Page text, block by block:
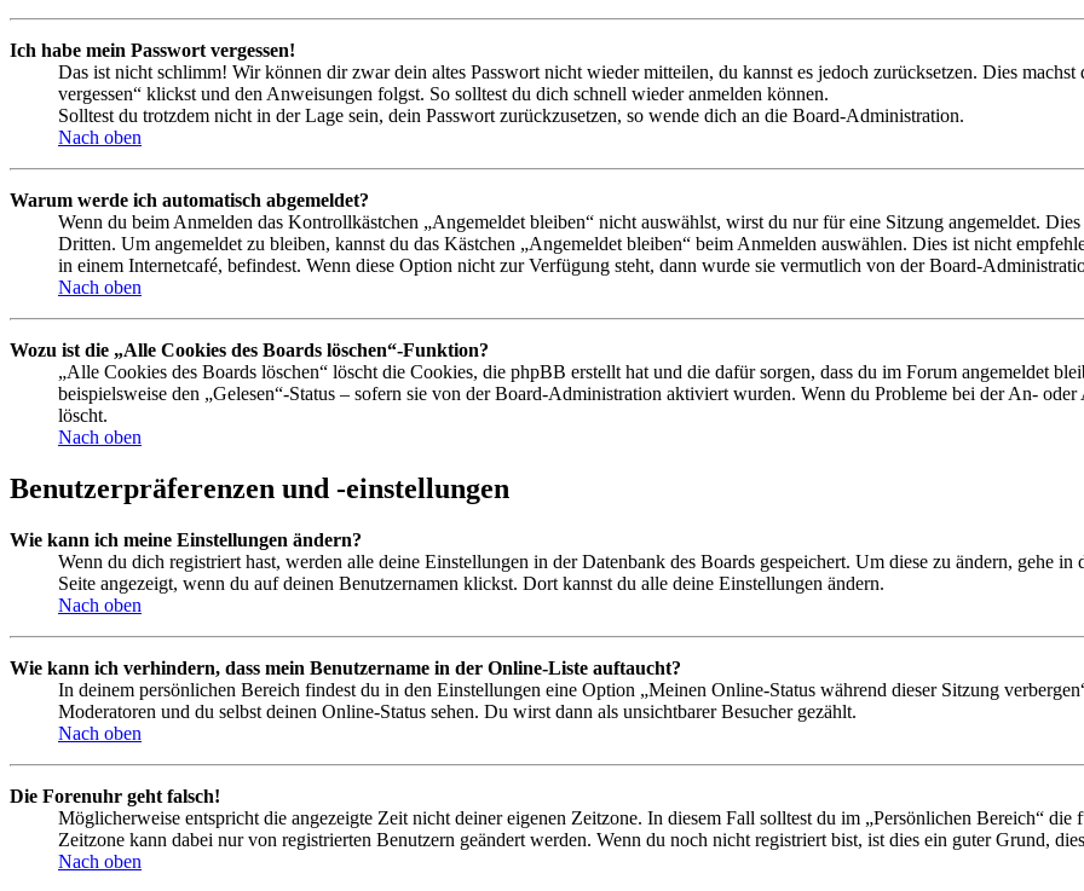
Ich habe mein Passwort vergessen!
Das ist nicht schlimm! Wir können dir zwar dein altes Passwort nicht wieder mitteilen, du kannst es jedoch zurücksetzen. Dies
vergessen“ klickst und den Anweisungen folgst. So solltest du dich schnell wieder anmelden können.
Solltest du trotzdem nicht in der Lage sein, dein Passwort zurückzusetzen, so wende dich an die Board-Administration.
Nach oben
Warum werde ich automatisch abgemeldet?
Wenn du beim Anmelden das Kontrollkästchen „Angemeldet bleiben“ nicht auswählst, wirst du nur für eine Sitzung angemeldet.
Dritten. Um angemeldet zu bleiben, kannst du das Kästchen „Angemeldet bleiben“ beim Anmelden auswählen. Dies ist nicht
in einem Internetcafé, befindest. Wenn diese Option nicht zur Verfügung steht, dann wurde sie vermutlich von der Board-
Nach oben
Wozu ist die „Alle Cookies des Boards löschen“-Funktion?
„Alle Cookies des Boards löschen“ löscht die Cookies, die phpBB erstellt hat und die dafür sorgen, dass du im Forum angemeldet
beispielsweise den „Gelesen“-Status – sofern sie von der Board-Administration aktiviert wurden. Wenn du Probleme bei der An-
löscht.
Nach oben
Benutzerpräferenzen und -einstellungen
Wie kann ich meine Einstellungen ändern?
Wenn du dich registriert hast, werden alle deine Einstellungen in der Datenbank des Boards gespeichert. Um diese zu ändern, gehe
Seite angezeigt, wenn du auf deinen Benutzernamen klickst. Dort kannst du alle deine Einstellungen ändern.
Nach oben
Wie kann ich verhindern, dass mein Benutzername in der Online-Liste auftaucht?
In deinem persönlichen Bereich findest du in den Einstellungen eine Option „Meinen Online-Status während dieser Sitzung
Moderatoren und du selbst deinen Online-Status sehen. Du wirst dann als unsichtbarer Besucher gezählt.
Nach oben
Die Forenuhr geht falsch!
Möglicherweise entspricht die angezeigte Zeit nicht deiner eigenen Zeitzone. In diesem Fall solltest du im „Persönlichen Bereich“
Zeitzone kann dabei nur von registrierten Benutzern geändert werden. Wenn du noch nicht registriert bist, ist dies ein guter Grund,
Nach oben